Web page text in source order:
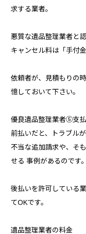
求する業者。
悪質な遺品整理業者と
キャンセル料は「手付
依頼者が、見積もりの
憶しておいて下さい。
優良遺品整理業者⑤支
前払いだと、トラブル
不当な追加請求や、そ
せる 事例があるのです。
後払いを許可している
てOKです。
遺品整理業者の料金